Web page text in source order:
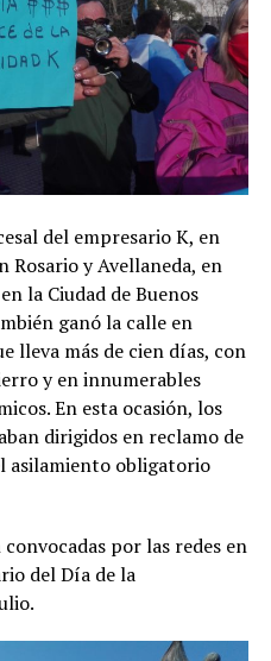
del empresario K, en
Rosario y Avellaneda, en
la Ciudad de Buenos
ganó la calle en
lleva más de cien días, con
y en innumerables
En esta ocasión, los
dirigidos en reclamo de
asilamiento obligatorio
por las redes en
del Día de la